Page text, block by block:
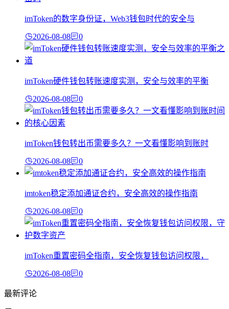
imToken的数字身份证，Web3钱包时代的安全与
2026-08-08 0
imToken硬件钱包转账速度实测，安全与效率的平衡
2026-08-08 0
imToken钱包转出币需要多久？一文看懂影响到账时
2026-08-08 0
imtoken稳定添加通证合约，安全高效的操作指南
2026-08-08 0
imToken重置密码全指南，安全恢复钱包访问权限，
2026-08-08 0
最新评论